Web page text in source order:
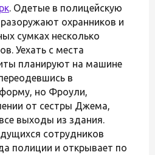
. Одетые в полицейскую
охранников и
сумках несколько
Уехать с места
планируют на машине
в
но Фроули,
от сестры Джема,
выходы из здания.
сотрудников
полиции и открывает по